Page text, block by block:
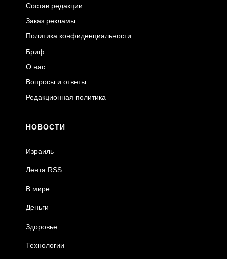
Состав редакции
Заказ рекламы
Политика конфиденциальности
Бриф
О нас
Вопросы и ответы
Редакционная политика
НОВОСТИ
Израиль
Лента RSS
В мире
Деньги
Здоровье
Технологии